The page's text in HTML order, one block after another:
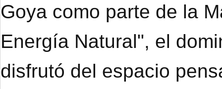
Goya como parte de la
Energía Natural", el
disfrutó del espacio